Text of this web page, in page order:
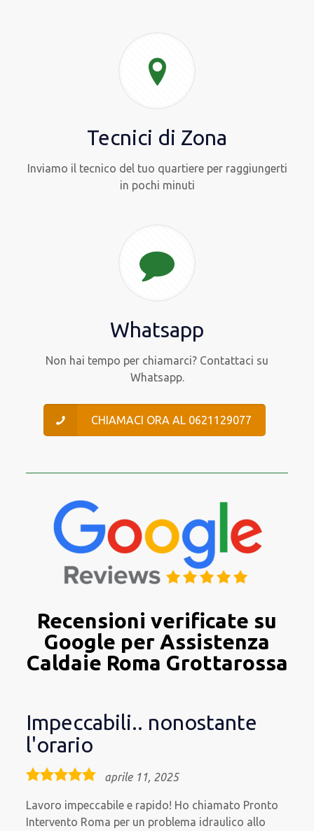
Tecnici di Zona
Inviamo il tecnico del tuo quartiere per raggiungerti
in pochi minuti
Whatsapp
Non hai tempo per chiamarci? Contattaci su
Whatsapp.
CHIAMACI ORA AL 0621129077
Recensioni verificate su
Google per Assistenza
Caldaie Roma Grottarossa
Impeccabili.. nonostante
l'orario
5,0
aprile 11, 2025
Lavoro impeccabile e rapido! Ho chiamato Pronto
Intervento Roma per un problema idraulico allo